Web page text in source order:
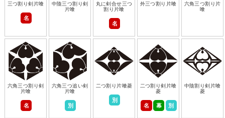
三つ割り剣片喰
名
中陰三つ割り剣
片喰
丸に剣合せ三つ
割り片喰
名
外三つ割り片喰
六角三つ割り片
喰
六角三つ割り剣
片喰
名
六角三つ追い剣
片喰
別
二つ割り片喰菱
別
二つ割り剣片喰
菱
名 幕 別
中陰割り剣片喰
菱